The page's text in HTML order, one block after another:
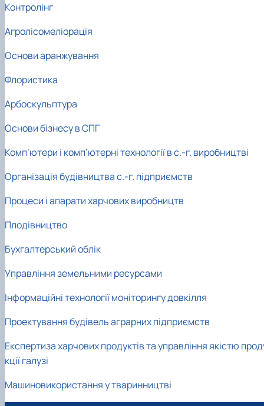
Контролінг
Агролісомеліорація
Основи аранжування
Флористика
Арбоскульптура
Основи бізнесу в СПГ
Комп’ютери і комп’ютерні технології в с.-г. виробництві
Організація будівництва с.-г. підприємств
Процеси і апарати харчових виробництв
Плодівництво
Бухгалтерський облік
Управління земельними ресурсами
Інформаційні технології моніторингу довкілля
Проектування будівель аграрних підприємств
Експертиза харчових продуктів та управління якістю
кції галузі
Машиновикористання у тваринництві